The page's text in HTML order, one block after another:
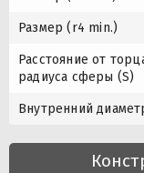
Размер (r4 min.)
Расстояние от
радиуса сферы (S)
Внутренний